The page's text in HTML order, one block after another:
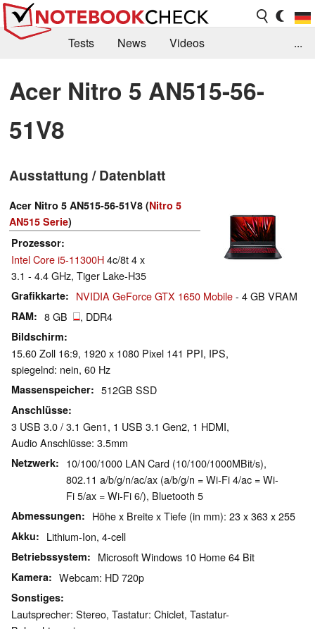
Tests News
Videos
Kaufberatung
Deals Suche
Jobs
Forum
...
Acer Nitro 5 AN515-56-
51V8
Ausstattung / Datenblatt
Acer Nitro 5 AN515-56-51V8 (Nitro 5
AN515 Serie)
Prozessor
Intel Core i5-11300H4c/8t 4 x
3.1 - 4.4 GHz, Tiger Lake-H35
Grafikkarte NVIDIA GeForce GTX 1650 Mobile- 4 GB VRAM
RAM 8 GB , DDR4
Bildschirm
15.60 Zoll 16:9, 1920 x 1080 Pixel 141 PPI, IPS,
spiegelnd: nein, 60 Hz
Massenspeicher 512GB SSD
Anschlüsse
3 USB 3.0 / 3.1 Gen1, 1 USB 3.1 Gen2, 1 HDMI,
Audio Anschlüsse: 3.5mm
Netzwerk
10/100/1000 LAN Card (10/100/1000MBit/s),
802.11 a/b/g/n/ac/ax (a/b/g/n = Wi-Fi 4/ac = Wi-
Fi 5/ax = Wi-Fi 6/), Bluetooth 5
Abmessungen Höhe x Breite x Tiefe (in mm): 23 x 363 x 255
Akku Lithium-Ion, 4-cell
Betriebssystem Microsoft Windows 10 Home 64 Bit
Kamera Webcam: HD 720p
Sonstiges
Lautsprecher: Stereo, Tastatur: Chiclet, Tastatur-